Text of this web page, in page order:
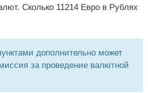
Сколько 11214 Евро в Рублях
дополнительно может
за проведение валютной